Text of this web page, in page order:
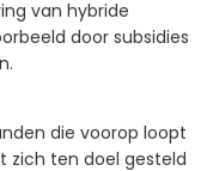
van hybride
door subsidies
die voorop loopt
zich ten doel gesteld